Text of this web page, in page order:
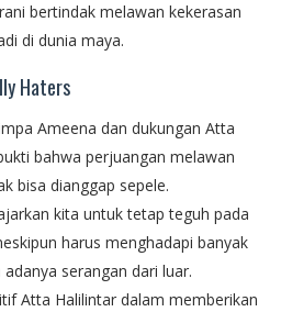
bertindak melawan kekerasan
di dunia maya.
Haters
Ameena dan dukungan Atta
bahwa perjuangan melawan
bisa dianggap sepele.
kita untuk tetap teguh pada
harus menghadapi banyak
serangan dari luar.
Atta Halilintar dalam memberikan